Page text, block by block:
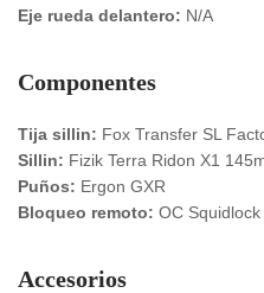
Eje rueda delantero: N/A
Componentes
Tija sillin: Fox Transfer SL
Sillin: Fizik Terra Ridon X1
Puños: Ergon GXR
Bloqueo remoto: OC
Accesorios